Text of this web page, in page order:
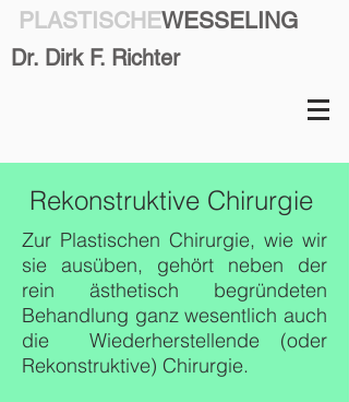
PLASTISCHEWESSELING
Dr. Dirk F. Richter
Rekonstruktive Chirurgie
Zur Plastischen Chirurgie, wie wir
sie ausüben, gehört neben der
rein ästhetisch begründeten
Behandlung ganz wesentlich auch
die Wiederherstellende (oder
Rekonstruktive) Chirurgie.